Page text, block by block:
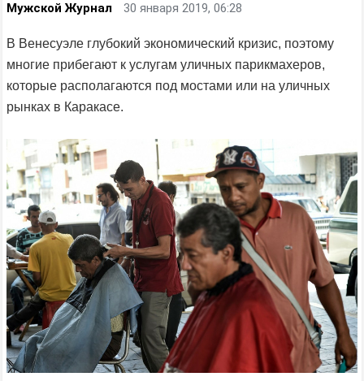
Мужской Журнал 30 января 2019, 06:28
В Венесуэле глубокий экономический кризис, поэтому
многие прибегают к услугам уличных парикмахеров,
которые располагаются под мостами или на уличных
рынках в Каракасе.